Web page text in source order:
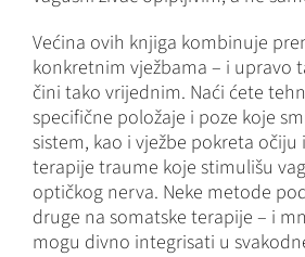
Većina ovih knjiga kombinuje
konkretnim vježbama – i upravo
čini tako vrijednim. Naći ćete
specifične položaje i poze koje
sistem, kao i vježbe pokreta očiju
terapije traume koje stimulišu
optičkog nerva. Neke metode
druge na somatske terapije – i
mogu divno integrisati u